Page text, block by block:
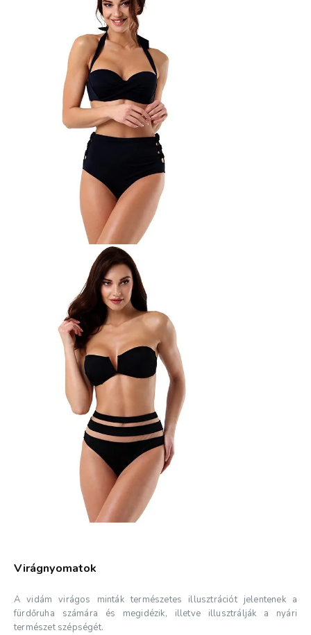
Virágnyomatok
A vidám virágos minták természetes illusztrációt jelentenek a
fürdőruha számára és megidézik, illetve illusztrálják a nyári
természet szépségét.